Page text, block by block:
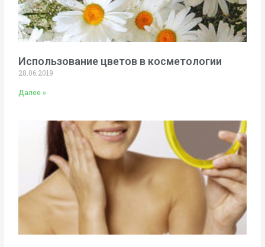
Использование цветов в косметологии
28.06.2019
Далее »